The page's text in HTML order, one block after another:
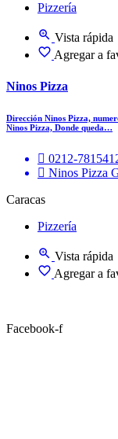
Pizzería
Vista rápida
Agregar a
Ninos Pizza
Dirección Ninos Pizza,
Ninos Pizza, Donde queda…
0212-
Ninos Pizza
Caracas
Pizzería
Vista rápida
Agregar a
Facebook-f